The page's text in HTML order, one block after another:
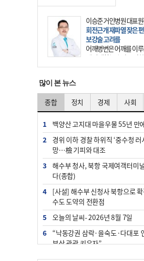
이승준 거인병원 대표
회전근개 재파열 잦은
보강술 고려를
어깨병변은 어깨를 이
에 발생하는 손상을 말
는 오십견과 회전근개
많이 본 뉴스
종합 정치 경제 사회
1
백양산 고지대 마을우물 55년 만
2
경위 이하 경찰 하위직 ‘중수청 러
망…檢 기피와 대조
3
해수부 청사, 북항 국제여객터미
다(종합)
4
[사설] 해수부 신청사 북항으로
수도 도약의 전환점
5
오늘의 날씨- 2026년 8월 7일
6
“낙동강권 삼락·을숙도·다대포
부산 관광 키우자”
7
부울경 주말부터 비소식…‘극한